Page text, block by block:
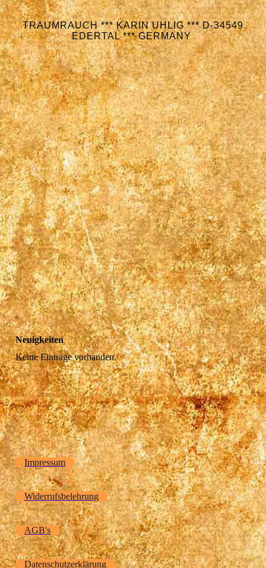
TRAUMRAUCH *** KARIN UHLIG *** D-34549
EDERTAL *** GERMANY
Neuigkeiten
Keine Einträge vorhanden.
Impressum
Widerrufsbelehrung
AGB's
Datenschutzerklärung